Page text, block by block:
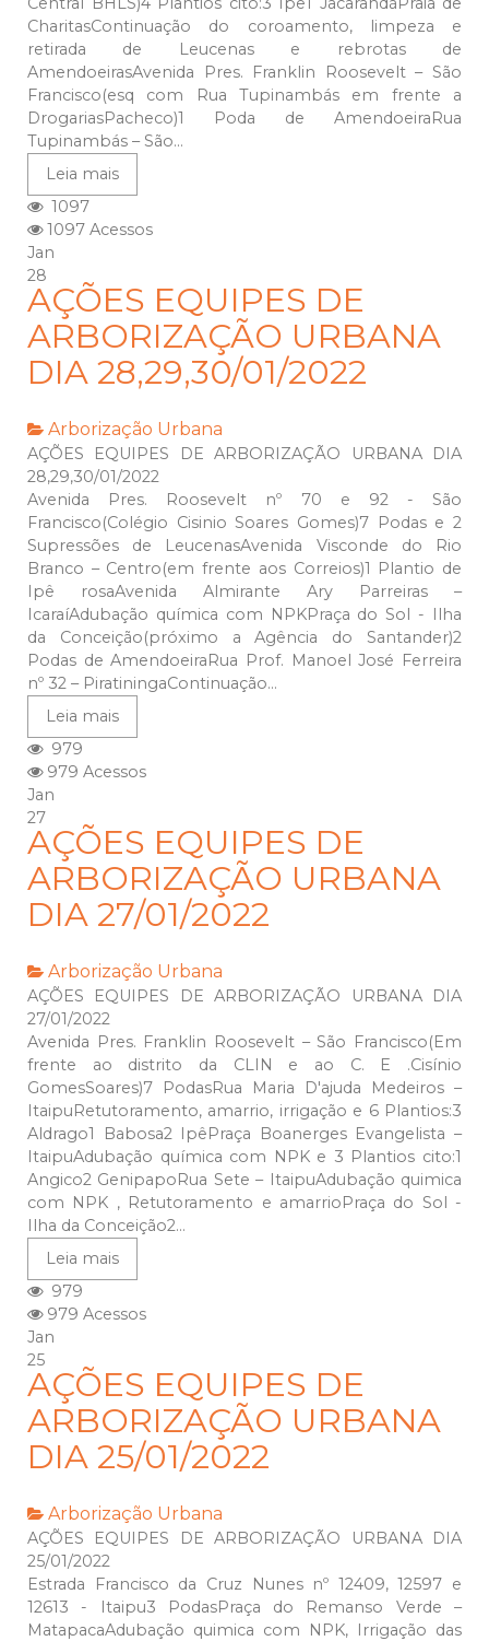
CharitasContinuação do coroamento, limpeza e
retirada de Leucenas e rebrotas de
AmendoeirasAvenida Pres. Franklin Roosevelt – São
Francisco(esq com Rua Tupinambás em frente a
DrogariasPacheco)1 Poda de AmendoeiraRua
Tupinambás – São...
Leia mais
1097
1097 Acessos
Jan
28
AÇÕES EQUIPES DE
ARBORIZAÇÃO URBANA
DIA 28,29,30/01/2022
Arborização Urbana
AÇÕES EQUIPES DE ARBORIZAÇÃO URBANA DIA
28,29,30/01/2022
Avenida Pres. Roosevelt nº 70 e 92 - São
Francisco(Colégio Cisinio Soares Gomes)7 Podas e 2
Supressões de LeucenasAvenida Visconde do Rio
Branco – Centro(em frente aos Correios)1 Plantio de
Ipê rosaAvenida Almirante Ary Parreiras –
IcaraíAdubação química com NPKPraça do Sol - Ilha
da Conceição(próximo a Agência do Santander)2
Podas de AmendoeiraRua Prof. Manoel José Ferreira
nº 32 – PiratiningaContinuação...
Leia mais
979
979 Acessos
Jan
27
AÇÕES EQUIPES DE
ARBORIZAÇÃO URBANA
DIA 27/01/2022
Arborização Urbana
AÇÕES EQUIPES DE ARBORIZAÇÃO URBANA DIA
27/01/2022
Avenida Pres. Franklin Roosevelt – São Francisco(Em
frente ao distrito da CLIN e ao C. E .Cisínio
GomesSoares)7 PodasRua Maria D'ajuda Medeiros –
ItaipuRetutoramento, amarrio, irrigação e 6 Plantios:3
Aldrago1 Babosa2 IpêPraça Boanerges Evangelista –
ItaipuAdubação química com NPK e 3 Plantios cito:1
Angico2 GenipapoRua Sete – ItaipuAdubação quimica
com NPK , Retutoramento e amarrioPraça do Sol -
Ilha da Conceição2...
Leia mais
979
979 Acessos
Jan
25
AÇÕES EQUIPES DE
ARBORIZAÇÃO URBANA
DIA 25/01/2022
Arborização Urbana
AÇÕES EQUIPES DE ARBORIZAÇÃO URBANA DIA
25/01/2022
Estrada Francisco da Cruz Nunes nº 12409, 12597 e
12613 - Itaipu3 PodasPraça do Remanso Verde –
MatapacaAdubação quimica com NPK, Irrigação das